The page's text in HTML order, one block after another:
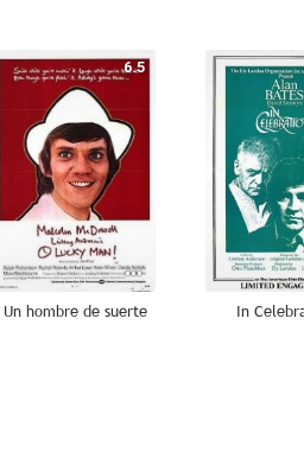
6.5
Un hombre de suerte In